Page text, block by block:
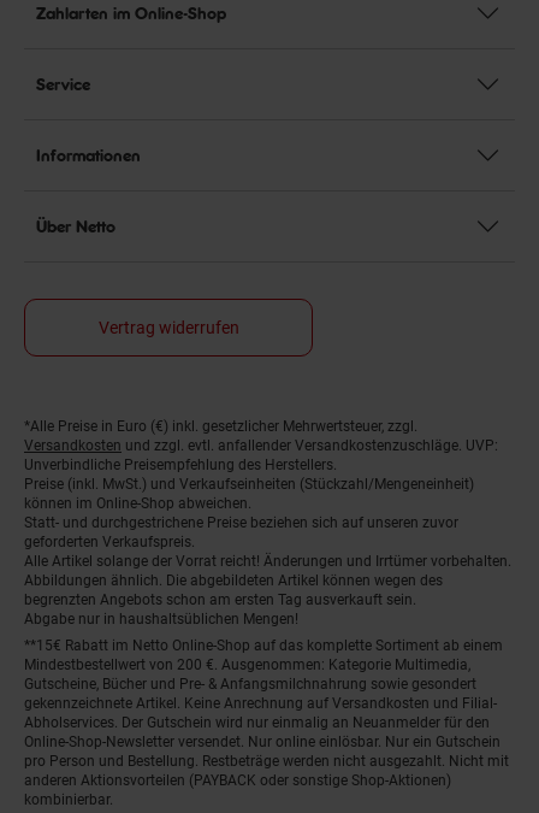
Zahlarten im Online-Shop
Service
Informationen
Über Netto
Vertrag widerrufen
Fußnoten
*Alle Preise in Euro (€) inkl. gesetzlicher Mehrwertsteuer, zzgl.
Versandkosten und zzgl. evtl. anfallender Versandkostenzuschläge. UVP:
Unverbindliche Preisempfehlung des Herstellers.
Preise (inkl. MwSt.) und Verkaufseinheiten (Stückzahl/Mengeneinheit)
können im Online-Shop abweichen.
Statt- und durchgestrichene Preise beziehen sich auf unseren zuvor
geforderten Verkaufspreis.
Alle Artikel solange der Vorrat reicht! Änderungen und Irrtümer vorbehalten.
Abbildungen ähnlich. Die abgebildeten Artikel können wegen des
begrenzten Angebots schon am ersten Tag ausverkauft sein.
Abgabe nur in haushaltsüblichen Mengen!
**15€ Rabatt im Netto Online-Shop auf das komplette Sortiment ab einem
Mindestbestellwert von 200 €. Ausgenommen: Kategorie Multimedia,
Gutscheine, Bücher und Pre- & Anfangsmilchnahrung sowie gesondert
gekennzeichnete Artikel. Keine Anrechnung auf Versandkosten und Filial-
Abholservices. Der Gutschein wird nur einmalig an Neuanmelder für den
Online-Shop-Newsletter versendet. Nur online einlösbar. Nur ein Gutschein
pro Person und Bestellung. Restbeträge werden nicht ausgezahlt. Nicht mit
anderen Aktionsvorteilen (PAYBACK oder sonstige Shop-Aktionen)
kombinierbar.